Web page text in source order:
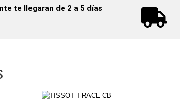
te llegaran de 2 a 5 días